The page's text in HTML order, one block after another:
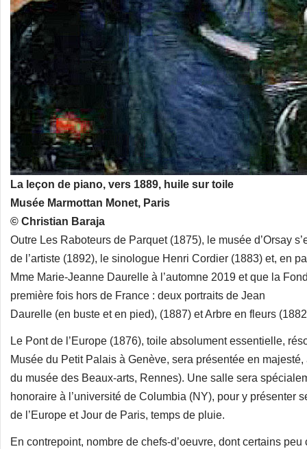
La leçon de piano, vers 1889, huile sur toile
Musée Marmottan Monet, Paris
© Christian Baraja
Outre Les Raboteurs de Parquet (1875), le musée d’Orsay
de l’artiste (1892), le sinologue Henri Cordier (1883) et, en
Mme Marie-Jeanne Daurelle à l’automne 2019 et que la
première fois hors de France : deux portraits de Jean
Daurelle (en buste et en pied), (1887) et Arbre en fleurs
Le Pont de l’Europe (1876), toile absolument essentielle,
Musée du Petit Palais à Genève, sera présentée en
du musée des Beaux-arts, Rennes). Une salle sera
honoraire à l’université de Columbia (NY), pour y
de l’Europe et Jour de Paris, temps de pluie.
En contrepoint, nombre de chefs-d’oeuvre, dont certains